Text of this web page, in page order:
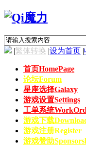
|繁体转换 |设为首页 |
首页HomePage
论坛Forum
星座选择Galaxy
游戏设置Settings
工单系统
游戏下载
游戏注册Register
游戏赞助